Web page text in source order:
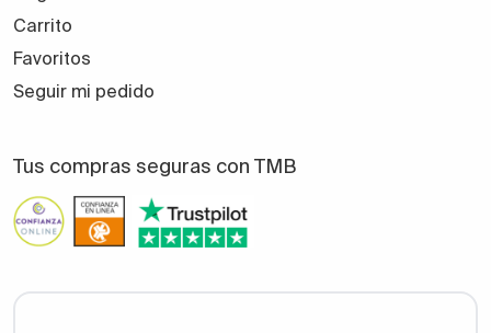
Carrito
Favoritos
Seguir mi pedido
Tus compras seguras con TMB